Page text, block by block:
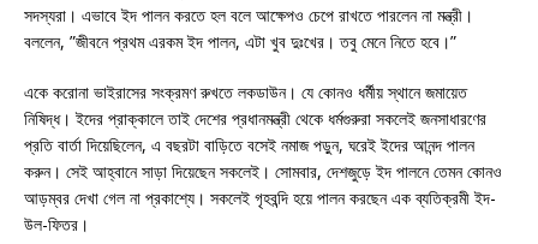
সদস্যরা। এভাবে ইদ পালন করতে হল বলে আক্ষেপও চেপে রাখতে পারলেন না মন্ত্রী।
বললেন, ”জীবনে প্রথম এরকম ইদ পালন, এটা খুব দুঃখের। তবু মেনে নিতে হবে।”
একে করোনা ভাইরাসের সংক্রমণ রুখতে লকডাউন। যে কোনও ধর্মীয় স্থানে জমায়েত
নিষিদ্ধ। ইদের প্রাক্কালে তাই দেশের প্রধানমন্ত্রী থেকে ধর্মগুরুরা সকলেই জনসাধারণের
প্রতি বার্তা দিয়েছিলেন, এ বছরটা বাড়িতে বসেই নমাজ পড়ুন, ঘরেই ইদের আনন্দ পালন
করুন। সেই আহ্বানে সাড়া দিয়েছেন সকলেই। সোমবার, দেশজুড়ে ইদ পালনে তেমন কোনও
আড়ম্বর দেখা গেল না প্রকাশ্যে। সকলেই গৃহবন্দি হয়ে পালন করছেন এক ব্যতিক্রমী ইদ-
উল-ফিতর।